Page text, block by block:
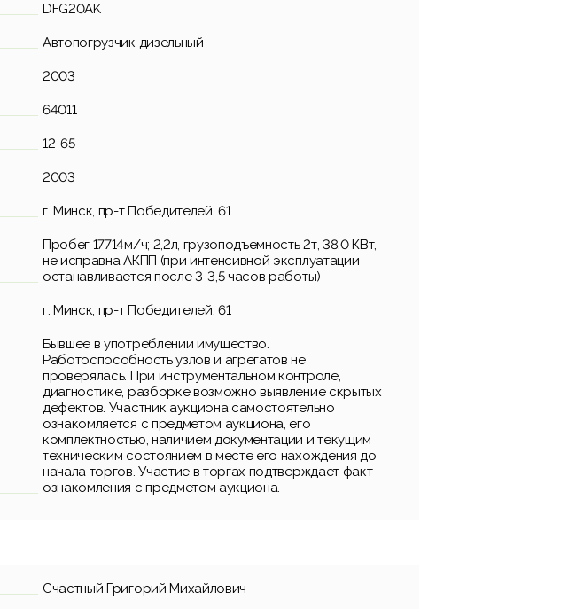
DFG20AK
Автопогрузчик дизельный
2003
64011
12-65
2003
г. Минск, пр-т Победителей, 61
Пробег 17714м/ч; 2,2л, грузоподъемность 2т, 38,0 КВт,
не исправна АКПП (при интенсивной эксплуатации
останавливается после 3-3,5 часов работы)
г. Минск, пр-т Победителей, 61
Бывшее в употреблении имущество.
Работоспособность узлов и агрегатов не
проверялась. При инструментальном контроле,
диагностике, разборке возможно выявление скрытых
дефектов. Участник аукциона самостоятельно
ознакомляется с предметом аукциона, его
комплектностью, наличием документации и текущим
техническим состоянием в месте его нахождения до
начала торгов. Участие в торгах подтверждает факт
ознакомления с предметом аукциона.
Счастный Григорий Михайлович